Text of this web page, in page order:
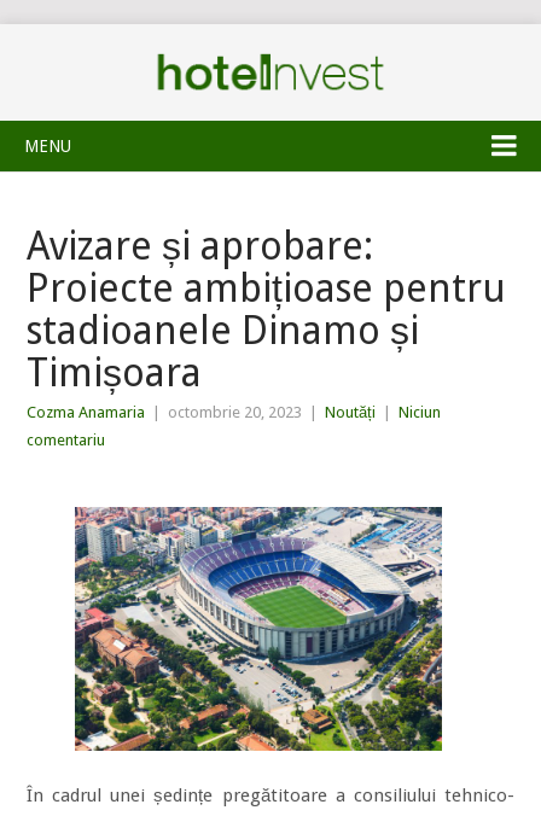
MENU
Avizare și aprobare:
Proiecte ambițioase pentru
stadioanele Dinamo și
Timișoara
Cozma Anamaria octombrie 20, 2023 Noutăți
Niciun
comentariu
În cadrul unei ședințe pregătitoare a consiliului tehnico-